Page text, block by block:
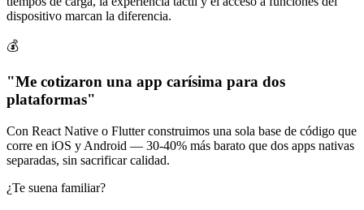
dispositivo marcan la diferencia.
💰
"Me cotizaron una app carísima para dos
plataformas"
Con React Native o Flutter construimos una sola base de código que
corre en iOS y Android — 30-40% más barato que dos apps nativas
separadas, sin sacrificar calidad.
¿Te suena familiar?